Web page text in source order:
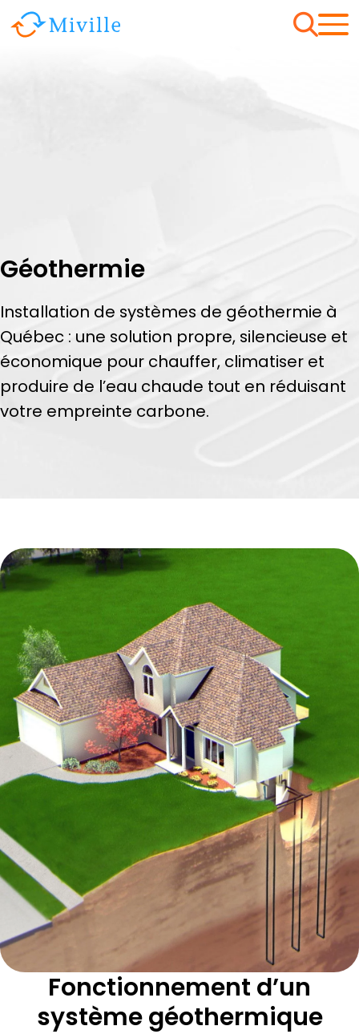
Géothermie
Installation de systèmes de géothermie à
Québec : une solution propre, silencieuse et
économique pour chauffer, climatiser et
produire de l’eau chaude tout en réduisant
votre empreinte carbone.
Fonctionnement d’un
système géothermique